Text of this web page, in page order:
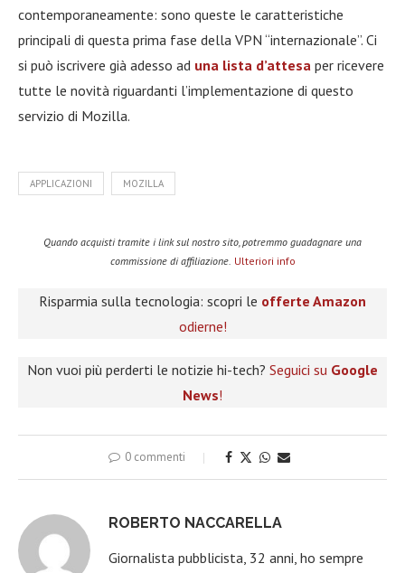
contemporaneamente: sono queste le caratteristiche
principali di questa prima fase della VPN “internazionale”. Ci
si può iscrivere già adesso ad una lista d’attesa per ricevere
tutte le novità riguardanti l’implementazione di questo
servizio di Mozilla.
APPLICAZIONI MOZILLA
Quando acquisti tramite i link sul nostro sito, potremmo guadagnare una
commissione di affiliazione. Ulteriori info
Risparmia sulla tecnologia: scopri le offerte Amazon
odierne!
Non vuoi più perderti le notizie hi-tech? Seguici su Google
News!
0 commenti
ROBERTO NACCARELLA
Giornalista pubblicista, 32 anni, ho sempre